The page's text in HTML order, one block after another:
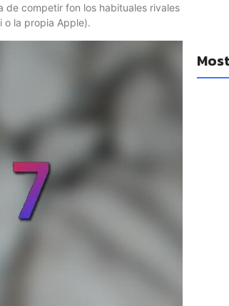
de competir fon los habituales rivales
o la propia Apple).